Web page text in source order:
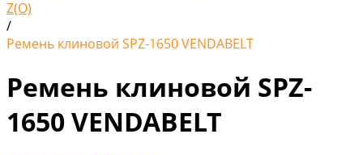
Z(O)
/
Ремень клиновой SPZ-1650 VENDABELT
Ремень клиновой SPZ-
1650 VENDABELT